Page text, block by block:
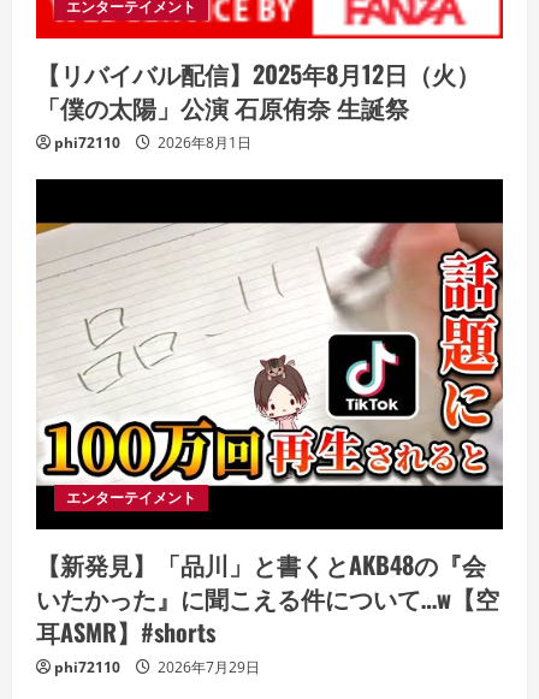
エンターテイメント
【リバイバル配信】2025年8月12日（火）
「僕の太陽」公演 石原侑奈 生誕祭
phi72110 2026年8月1日
エンターテイメント
【新発見】「品川」と書くとAKB48の『会
いたかった』に聞こえる件について…w【空
耳ASMR】#shorts
phi72110 2026年7月29日